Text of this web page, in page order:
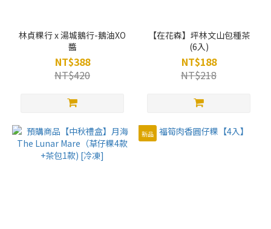
林貞粿行 x 湯城鵝行-鵝油XO
醬
NT$388
NT$420
【在花森】坪林文山包種茶
(6入)
NT$188
NT$218
新品